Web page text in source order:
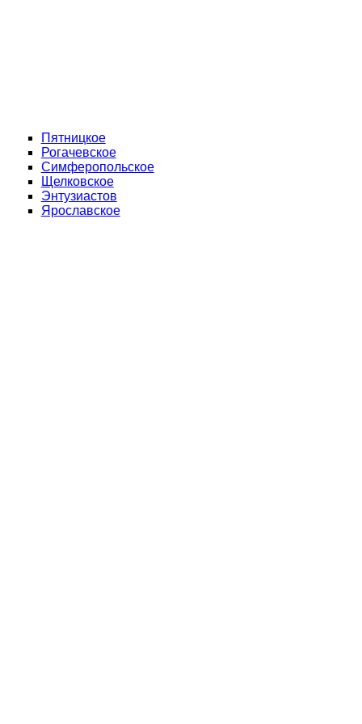
Пятницкое
Рогачевское
Симферопольское
Щелковское
Энтузиастов
Ярославское